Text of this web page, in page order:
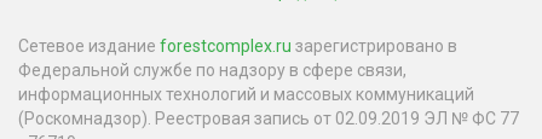
Сетевое издание forestcomplex.ru зарегистрировано в
Федеральной службе по надзору в сфере связи,
информационных технологий и массовых коммуникаций
(Роскомнадзор). Реестровая запись от 02.09.2019 ЭЛ № ФС 77